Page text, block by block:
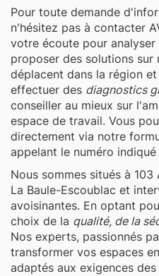
Pour toute demande
n'hésitez pas à contacter
votre écoute pour
proposer des solutions sur
déplacent dans la région
effectuer des diagnostics
conseiller au mieux sur
espace de travail. Vous
directement via notre
appelant le numéro
Nous sommes situés à
La Baule-Escoublac et
avoisinantes. En optant
choix de la qualité, de la
Nos experts, passionnés
transformer vos espaces
adaptés aux exigences